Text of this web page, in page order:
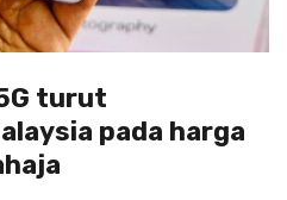
turut
pada harga